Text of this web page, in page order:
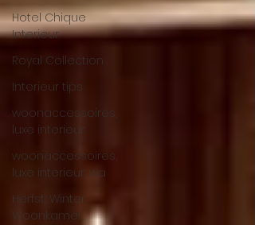
Hotel Chique
Interieur
Royal Collection
Interieur tips
woonaccessoires,
luxe interieur
woonaccessoires,
luxe interieur, wa
Herfst, Winter,
Woonkamer,